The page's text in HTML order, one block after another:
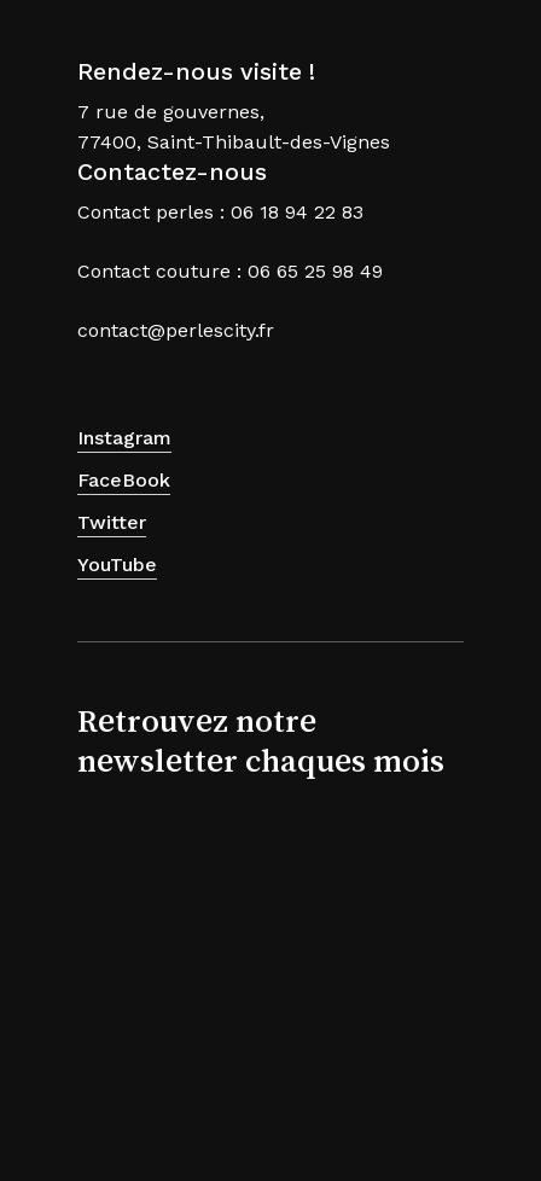
Rendez-nous visite !
7 rue de gouvernes,
77400, Saint-Thibault-des-Vignes
Contactez-nous
Contact perles : 06 18 94 22 83
Contact couture : 06 65 25 98 49
contact@perlescity.fr
Instagram
FaceBook
Twitter
YouTube
Retrouvez notre
newsletter chaques mois